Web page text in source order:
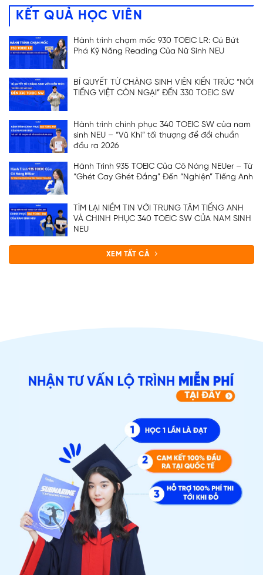
KẾT QUẢ HỌC VIÊN
Hành trình chạm mốc 930 TOEIC LR: Cú Bứt
Phá Kỹ Năng Reading Của Nữ Sinh NEU
BÍ QUYẾT TỪ CHÀNG SINH VIÊN KIẾN TRÚC “NÓI
TIẾNG VIỆT CÒN NGẠI” ĐẾN 330 TOEIC SW
Hành trình chinh phục 340 TOEIC SW của nam
sinh NEU – “Vũ Khí” tối thượng để đổi chuẩn
đầu ra 2026
Hành Trình 935 TOEIC Của Cô Nàng NEUer – Từ
“Ghét Cay Ghét Đắng” Đến “Nghiện” Tiếng Anh
TÌM LẠI NIỀM TIN VỚI TRUNG TÂM TIẾNG ANH
VÀ CHINH PHỤC 340 TOEIC SW CỦA NAM SINH
NEU
XEM TẤT CẢ